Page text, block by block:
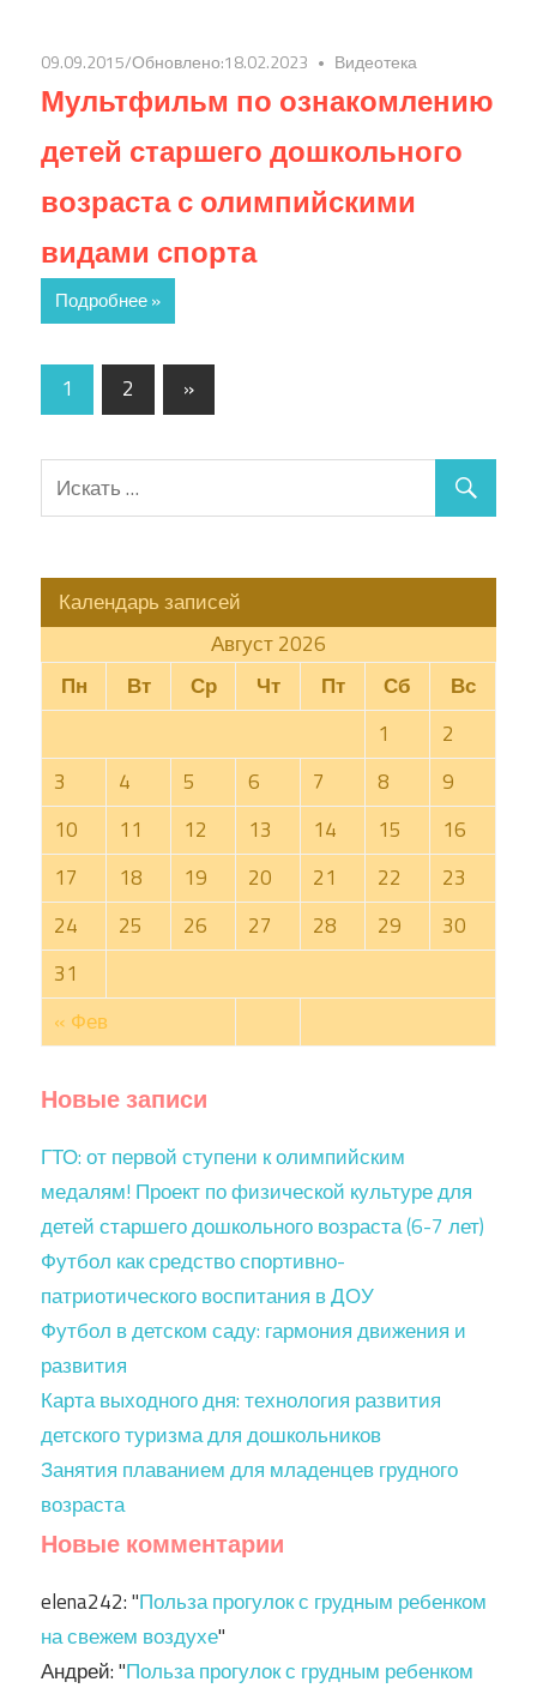
09.09.2015/Обновлено:18.02.2023 Видеотека
Мультфильм по ознакомлению
детей старшего дошкольного
возраста с олимпийскими
видами спорта
Подробнее »
1 2 »
Календарь записей
Август 2026
Пн
Вт Ср Чт Пт Сб Вс
« Фев
1
2
3
4 5 6 7 8
9
10
11 12 13 14 15
16
17
18 19 20 21 22
23
24
25 26 27 28 29
30
31
Новые записи
ГТО: от первой ступени к олимпийским
медалям! Проект по физической культуре для
детей старшего дошкольного возраста (6-7 лет)
Футбол как средство спортивно-
патриотического воспитания в ДОУ
Футбол в детском саду: гармония движения и
развития
Карта выходного дня: технология развития
детского туризма для дошкольников
Занятия плаванием для младенцев грудного
возраста
Новые комментарии
elena242: "Польза прогулок с грудным ребенком
на свежем воздухе"
Андрей: "Польза прогулок с грудным ребенком